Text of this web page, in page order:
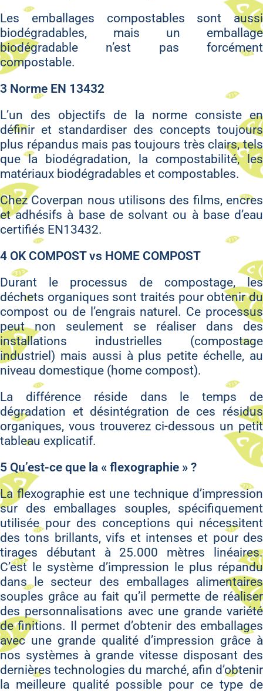
Les emballages compostables sont aussi
biodégradables, mais un emballage
biodégradable n’est pas forcément
compostable.
3 Norme EN 13432
L’un des objectifs de la norme consiste en
définir et standardiser des concepts toujours
plus répandus mais pas toujours très clairs, tels
que la biodégradation, la compostabilité, les
matériaux biodégradables et compostables.
Chez Coverpan nous utilisons des films, encres
et adhésifs à base de solvant ou à base d’eau
certifiés EN13432.
4 OK COMPOST vs HOME COMPOST
Durant le processus de compostage, les
déchets organiques sont traités pour obtenir du
compost ou de l’engrais naturel. Ce processus
peut non seulement se réaliser dans des
installations industrielles (compostage
industriel) mais aussi à plus petite échelle, au
niveau domestique (home compost).
La différence réside dans le temps de
dégradation et désintégration de ces résidus
organiques, vous trouverez ci-dessous un petit
tableau explicatif.
5 Qu’est-ce que la « flexographie » ?
La flexographie est une technique d’impression
sur des emballages souples, spécifiquement
utilisée pour des conceptions qui nécessitent
des tons brillants, vifs et intenses et pour des
tirages débutant à 25.000 mètres linéaires.
C’est le système d’impression le plus répandu
dans le secteur des emballages alimentaires
souples grâce au fait qu’il permette de réaliser
des personnalisations avec une grande variété
de finitions. Il permet d’obtenir des emballages
avec une grande qualité d’impression grâce à
nos systèmes à grande vitesse disposant des
dernières technologies du marché, afin d’obtenir
la meilleure qualité possible pour ce type de